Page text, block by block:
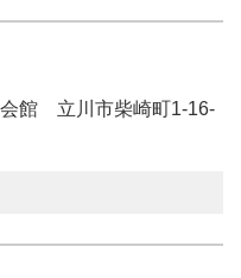
館 立川市柴崎町1-16-